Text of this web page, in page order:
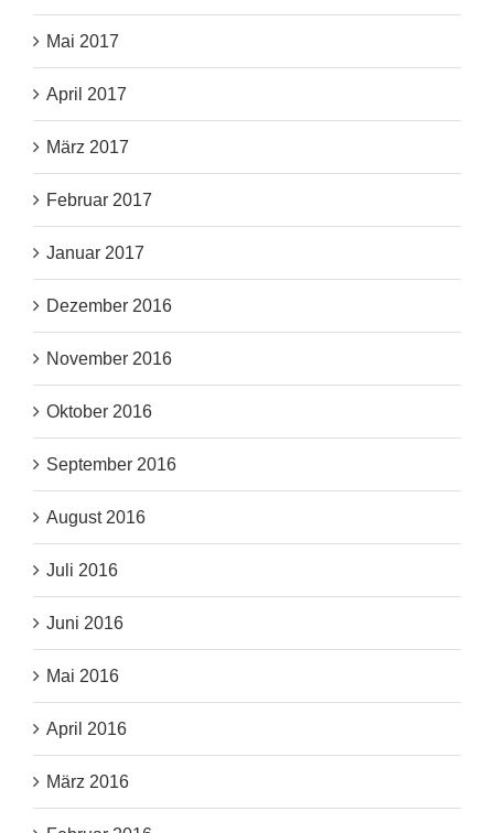
Mai 2017
April 2017
März 2017
Februar 2017
Januar 2017
Dezember 2016
November 2016
Oktober 2016
September 2016
August 2016
Juli 2016
Juni 2016
Mai 2016
April 2016
März 2016